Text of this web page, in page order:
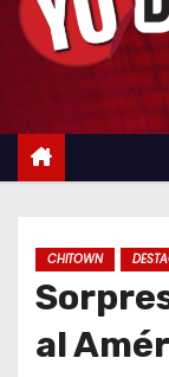
n
CHITOWN
al